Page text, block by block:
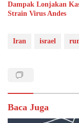
Dampak Lonjakan
Strain Virus Andes
Iran israel
Baca Juga